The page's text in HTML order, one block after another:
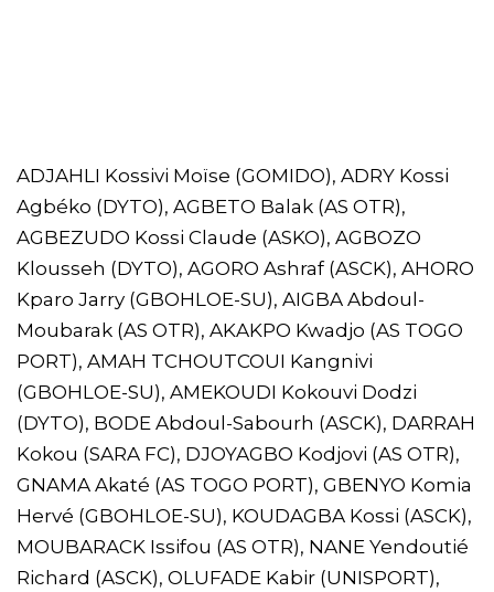
ADJAHLI Kossivi Moïse (GOMIDO), ADRY Kossi
Agbéko (DYTO), AGBETO Balak (AS OTR),
AGBEZUDO Kossi Claude (ASKO), AGBOZO
Klousseh (DYTO), AGORO Ashraf (ASCK), AHORO
Kparo Jarry (GBOHLOE-SU), AIGBA Abdoul-
Moubarak (AS OTR), AKAKPO Kwadjo (AS TOGO
PORT), AMAH TCHOUTCOUI Kangnivi
(GBOHLOE-SU), AMEKOUDI Kokouvi Dodzi
(DYTO), BODE Abdoul-Sabourh (ASCK), DARRAH
Kokou (SARA FC), DJOYAGBO Kodjovi (AS OTR),
GNAMA Akaté (AS TOGO PORT), GBENYO Komia
Hervé (GBOHLOE-SU), KOUDAGBA Kossi (ASCK),
MOUBARACK Issifou (AS OTR), NANE Yendoutié
Richard (ASCK), OLUFADE Kabir (UNISPORT),